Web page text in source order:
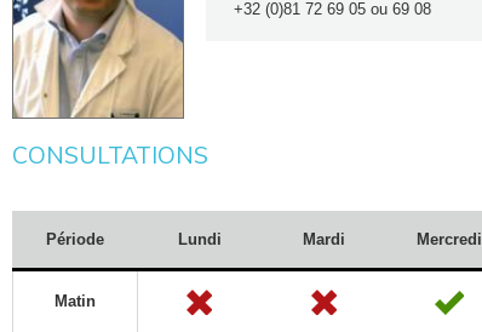
+32 (0)81 72 69 05 ou 69 08
CONSULTATIONS
Période Lundi Mardi Mercredi
Matin